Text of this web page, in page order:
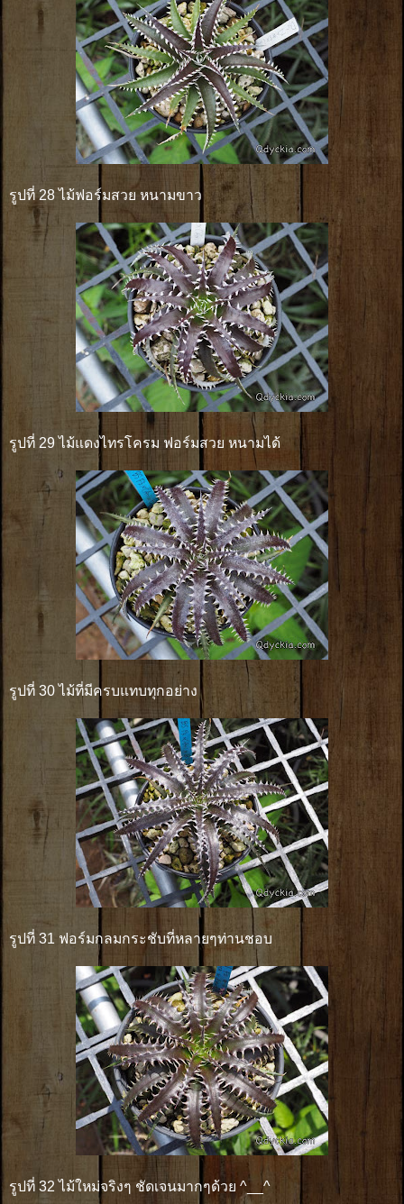
รูปที่ 28 ไม้ฟอร์มสวย หนามขาว
รูปที่ 29 ไม้แดงไทรโครม ฟอร์มสวย หนามได้
รูปที่ 30 ไม้ที่มีครบแทบทุกอย่าง
รูปที่ 31 ฟอร์มกลมกระชับที่หลายๆท่านชอบ
รูปที่ 32 ไม้ใหม่จริงๆ ชัดเจนมากๆด้วย ^__^